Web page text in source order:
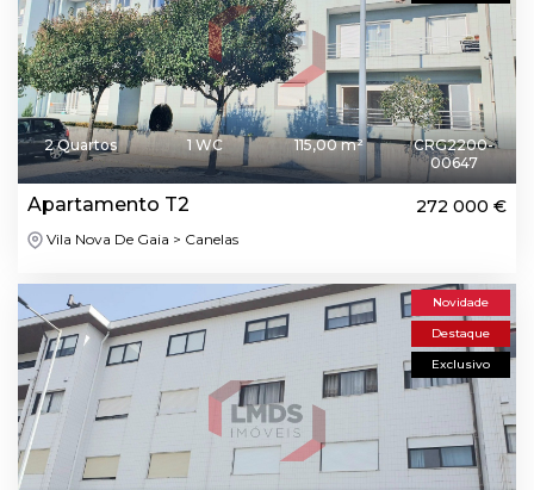
2 Quartos 1 WC 115,00 m²
CRG2200-
00647
Apartamento T2 272 000 €
Vila Nova De Gaia > Canelas
Novidade
Destaque
Exclusivo